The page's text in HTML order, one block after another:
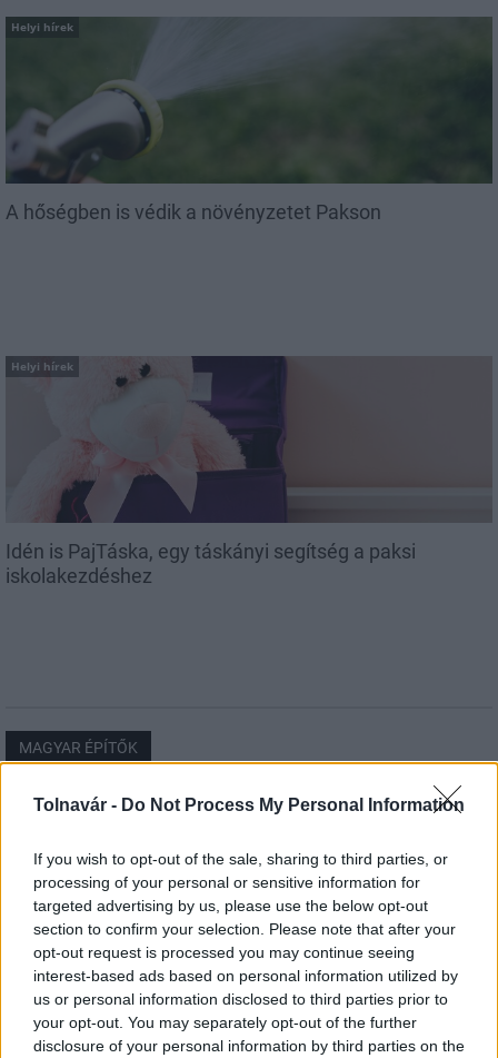
Tolnavár - Do Not Process My Personal Information
If you wish to opt-out of the sale, sharing to third parties, or
processing of your personal or sensitive information for
targeted advertising by us, please use the below opt-out
section to confirm your selection. Please note that after your
opt-out request is processed you may continue seeing
interest-based ads based on personal information utilized by
us or personal information disclosed to third parties prior to
your opt-out. You may separately opt-out of the further
disclosure of your personal information by third parties on the
Helyi hírek
A hőségben is védik a növényzetet Pakson
Helyi hírek
Idén is PajTáska, egy táskányi segítség a paksi
iskolakezdéshez
MAGYAR ÉPÍTŐK
Mi épül?